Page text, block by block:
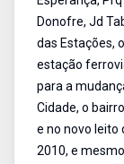
Donofre, Jd
das Estações,
estação
para a
Cidade, o
e no novo leito
2010, e